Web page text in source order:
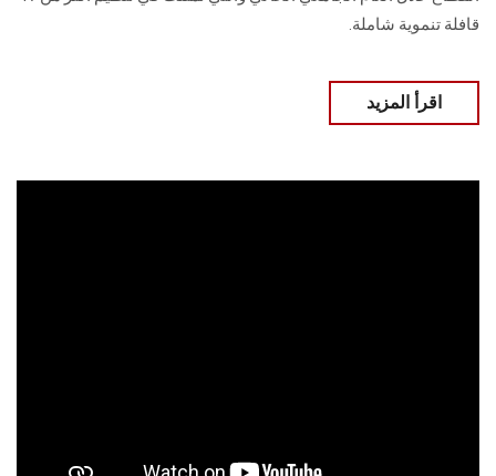
قافلة تنموية شاملة.
اقرأ المزيد